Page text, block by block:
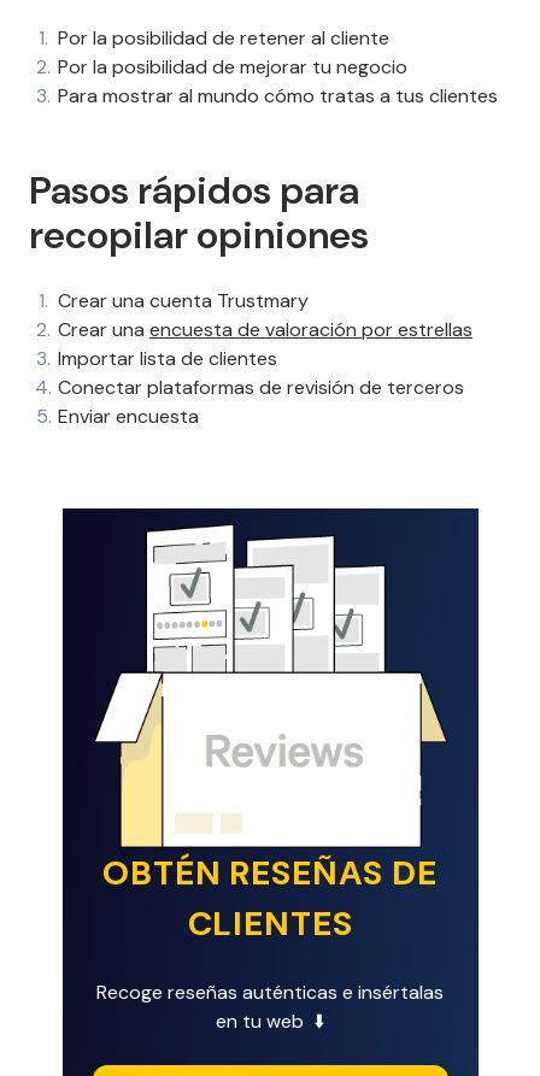
Por la posibilidad de retener al cliente
Por la posibilidad de mejorar tu negocio
Para mostrar al mundo cómo tratas a tus clientes
Pasos rápidos para
recopilar opiniones
Crear una cuenta Trustmary
Crear una encuesta de valoración por estrellas
Importar lista de clientes
Conectar plataformas de revisión de terceros
Enviar encuesta
OBTÉN RESEÑAS DE
CLIENTES
Recoge reseñas auténticas e insértalas
en tu web ⬇️